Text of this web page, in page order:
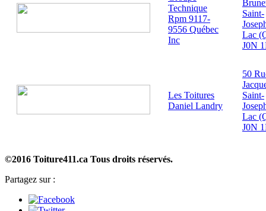
Technique
Rpm 9117-
9556 Québec
Inc
Saint-
Lac
J0N
Les Toitures
Daniel Landry
50
Saint-
Lac
J0N
©2016 Toiture411.ca Tous droits réservés.
Partagez sur :